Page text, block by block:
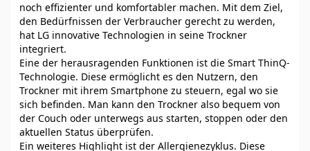
noch effizienter und komfortabler machen. Mit dem Ziel,
den Bedürfnissen der Verbraucher gerecht zu werden,
hat LG innovative Technologien in seine Trockner
integriert.
Eine der herausragenden Funktionen ist die Smart ThinQ-
Technologie. Diese ermöglicht es den Nutzern, den
Trockner mit ihrem Smartphone zu steuern, egal wo sie
sich befinden. Man kann den Trockner also bequem von
der Couch oder unterwegs aus starten, stoppen oder den
aktuellen Status überprüfen.
Ein weiteres Highlight ist der Allergienezyklus. Diese